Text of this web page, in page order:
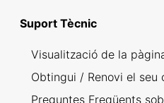
Suport Tècnic
Visualització de la
Obtingui / Renovi el
Preguntes Freqüents